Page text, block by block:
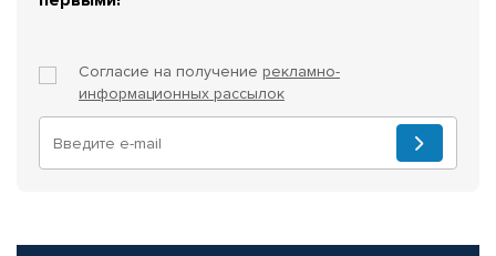
Согласие на получение рекламно-
информационных рассылок